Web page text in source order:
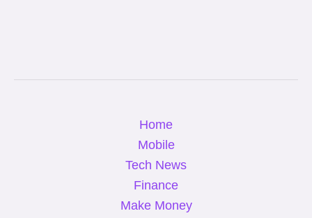
Home
Mobile
Tech News
Finance
Make Money